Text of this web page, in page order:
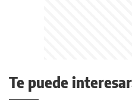
Te puede